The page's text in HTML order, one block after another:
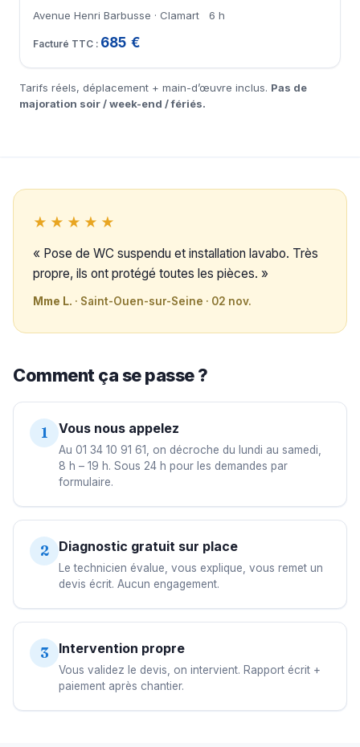
Avenue Henri Barbusse · Clamart 6 h
685 €
Tarifs réels, déplacement + main-d’œuvre inclus. Pas de
majoration soir / week-end / fériés.
★★★★★
« Pose de WC suspendu et installation lavabo. Très
propre, ils ont protégé toutes les pièces. »
Mme L. · Saint-Ouen-sur-Seine · 02 nov.
Comment ça se passe ?
1 Vous nous appelez
Au 01 34 10 91 61, on décroche du lundi au samedi,
8 h – 19 h. Sous 24 h pour les demandes par
formulaire.
2 Diagnostic gratuit sur place
Le technicien évalue, vous explique, vous remet un
devis écrit. Aucun engagement.
3 Intervention propre
Vous validez le devis, on intervient. Rapport écrit +
paiement après chantier.